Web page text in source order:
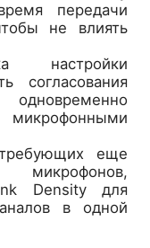
передачи
не влиять
настройки
согласования
еще
микрофонов,
Density для
в одной